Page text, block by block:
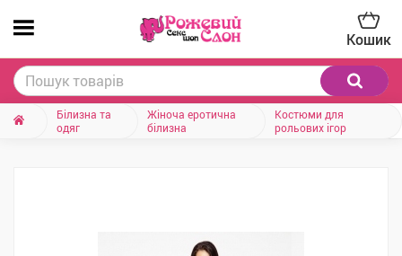
Кошик
Білизна та
одяг
Жіноча еротична
білизна
Костюми для
рольових ігор